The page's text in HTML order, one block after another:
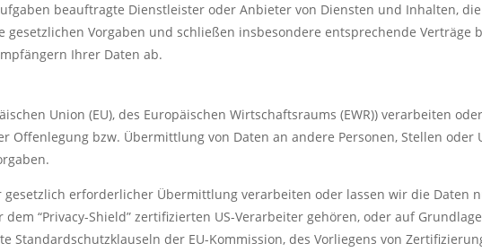
beauftragte Dienstleister oder Anbieter von Diensten und Inhalten,
Vorgaben und schließen insbesondere entsprechende Verträge
Ihrer Daten ab.
Union (EU), des Europäischen Wirtschaftsraums (EWR)) verarbeiten
bzw. Übermittlung von Daten an andere Personen, Stellen oder
erforderlicher Übermittlung verarbeiten oder lassen wir die Daten
“Privacy-Shield” zertifizierten US-Verarbeiter gehören, oder auf
Standardschutzklauseln der EU-Kommission, des Vorliegens von